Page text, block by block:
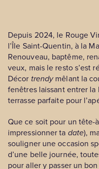
Depuis 2024, le Rouge
l’Île Saint-Quentin, à la
Renouveau, baptême,
veux, mais le resto s’est
Décor trendymêlant la
fenêtres laissant entrer
terrasse parfaite pour
Que ce soit pour un tête-
impressionner ta date),
souligner une occasion
d’une belle journée,
pour aller y passer un